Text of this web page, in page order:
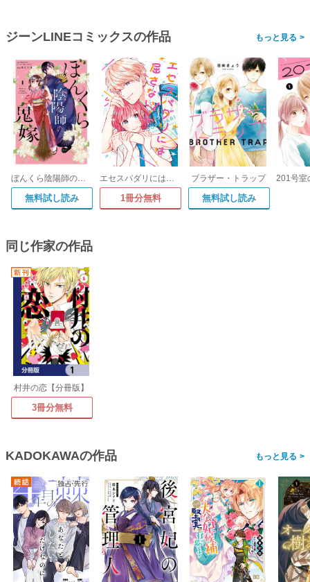
ジーンLINEコミックスの作品 >
ぼんくら陰陽師の鬼嫁
無料試し読み
エセスパダリには屈さない!
1冊分無料
ブラザー・トラップ
無料試し読み
同じ作家の作品
村井の恋【分冊版】
3冊分無料
KADOKAWAの作品 >